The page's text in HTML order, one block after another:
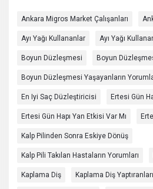
Ankara Migros Market Çalışanları
Ayı Yağı Kullananlar Ayı Yağı
Boyun Düzleşmesi Boyun
Boyun Düzleşmesi Yaşayanların
En Iyi Saç Düzleştiricisi Ertesi Gün
Ertesi Gün Hapı Yan Etkisi Var Mı
Kalp Pilinden Sonra Eskiye Dönüş
Kalp Pili Takılan Hastaların Yorumları
Kaplama Diş Kaplama Diş